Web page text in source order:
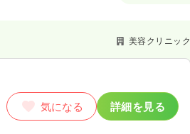
美容クリニック
気になる 詳細を見る